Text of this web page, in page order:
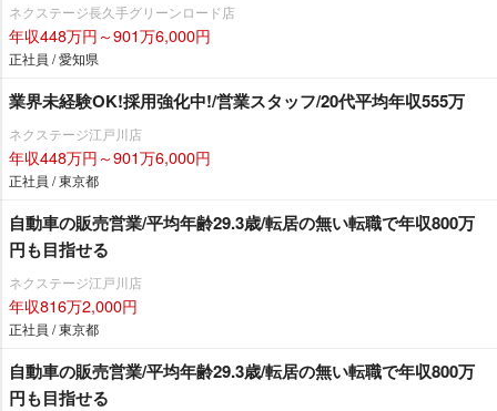
ネクステージ⾧久手グリーンロード店
年収448万円～901万6,000円
正社員 / 愛知県
業界未経験OK!採用強化中!/営業スタッフ/20代平均年収555万
ネクステージ江戸川店
年収448万円～901万6,000円
正社員 / 東京都
自動車の販売営業/平均年齢29.3歳/転居の無い転職で年収800万
円も目指せる
ネクステージ江戸川店
年収816万2,000円
正社員 / 東京都
自動車の販売営業/平均年齢29.3歳/転居の無い転職で年収800万
円も目指せる